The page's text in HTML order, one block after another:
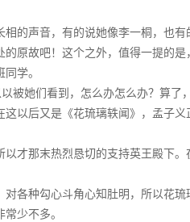
的声音，有的说她像李一桐，也
原故吧！这个之外，值得一提的
学。
被她们看到，怎么办怎么办？算了
以后又是《花琉璃轶闻》，孟子
才那末热烈恳切的支持英王殿下
对各种勾心斗角心知肚明，所以花
少不多。